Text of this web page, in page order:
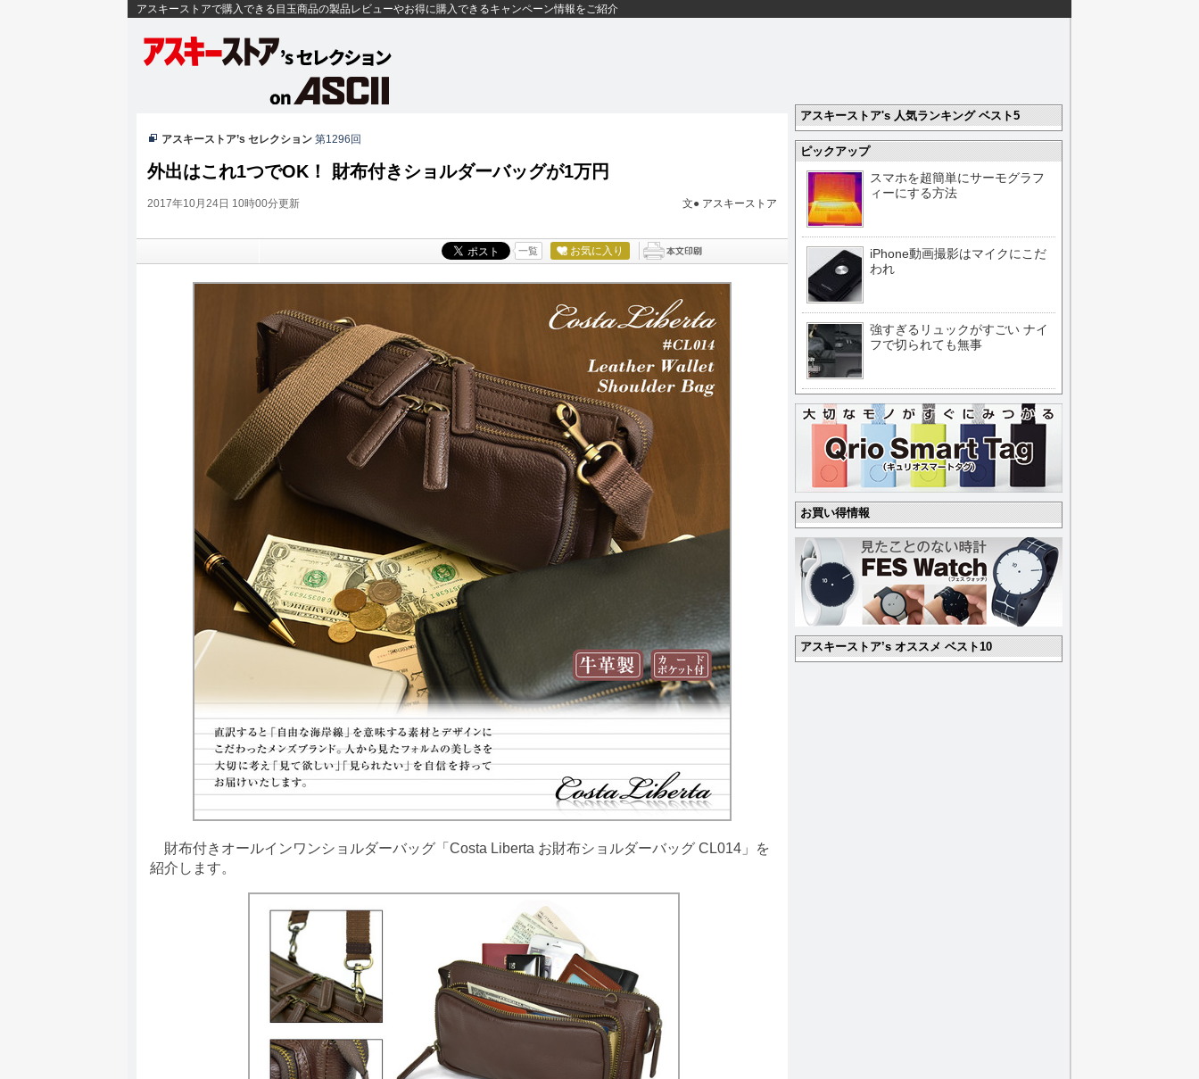
アスキーストアで購入できる目玉商品の製品レビューやお得に購入できるキャンペーン情報をご紹介
アスキーストア’s セレクション 第1296回
外出はこれ1つでOK！ 財布付きショルダーバッグが1万円
2017年10月24日 10時00分更新 文● アスキーストア
一覧 お気に入り
財布付きオールインワンショルダーバッグ「Costa Liberta お財布ショルダーバッグ CL014」を
紹介します。
アスキーストア's 人気ランキング ベスト5
ピックアップ
スマホを超簡単にサーモグラフ
ィーにする方法
iPhone動画撮影はマイクにこだ
われ
強すぎるリュックがすごい ナイ
フで切られても無事
お買い得情報
アスキーストア’s オススメ ベスト10